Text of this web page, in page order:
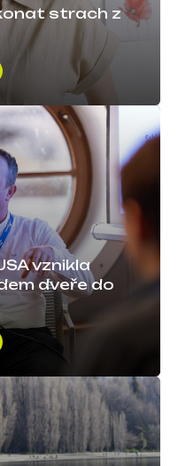
strach z
vznikla
dveře do